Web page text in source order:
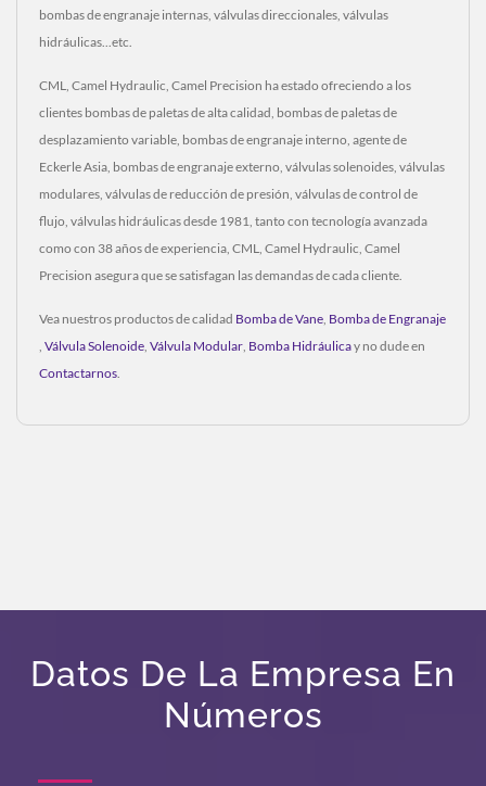
bombas de engranaje internas, válvulas direccionales, válvulas
hidráulicas...etc.
CML, Camel Hydraulic, Camel Precision ha estado ofreciendo a los
clientes bombas de paletas de alta calidad, bombas de paletas de
desplazamiento variable, bombas de engranaje interno, agente de
Eckerle Asia, bombas de engranaje externo, válvulas solenoides, válvulas
modulares, válvulas de reducción de presión, válvulas de control de
flujo, válvulas hidráulicas desde 1981, tanto con tecnología avanzada
como con 38 años de experiencia, CML, Camel Hydraulic, Camel
Precision asegura que se satisfagan las demandas de cada cliente.
Vea nuestros productos de calidad Bomba de Vane Bomba de Engranaje
Válvula Solenoide Válvula Modular Bomba Hidráulicay no dude en
Contactarnos
Datos De La Empresa En
Números